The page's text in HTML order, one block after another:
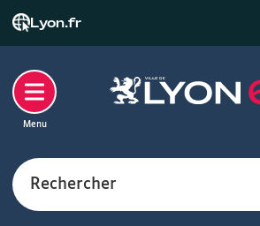
Lyon.fr
Rechercher
Menu